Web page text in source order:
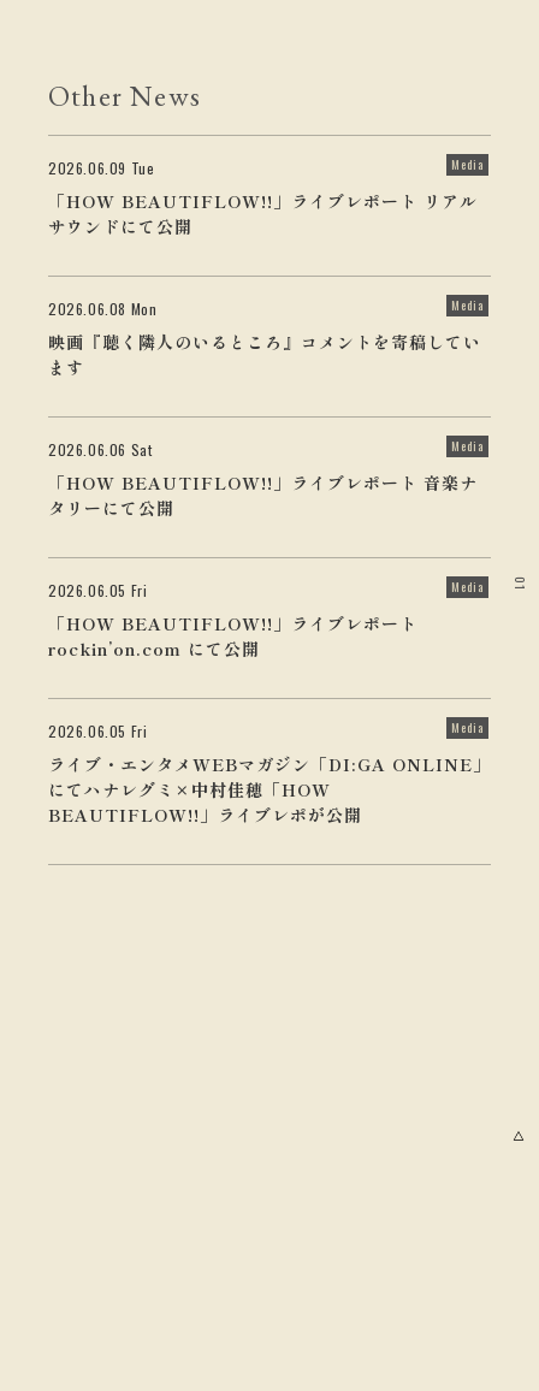
01
Other News
2026.06.09 Tue Media
「HOW BEAUTIFLOW!!」ライブレポート リアル
サウンドにて公開
2026.06.08 Mon Media
映画『聴く隣人のいるところ』コメントを寄稿してい
ます
2026.06.06 Sat Media
「HOW BEAUTIFLOW!!」ライブレポート 音楽ナ
タリーにて公開
2026.06.05 Fri Media
「HOW BEAUTIFLOW!!」ライブレポート
rockin’on.com にて公開
2026.06.05 Fri Media
ライブ・エンタメWEBマガジン「DI:GA ONLINE」
にてハナレグミ×中村佳穂「HOW
BEAUTIFLOW!!」ライブレポが公開